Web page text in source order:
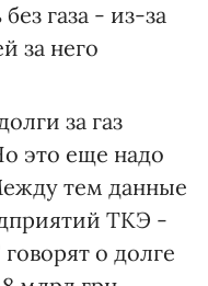
газа - из-за
за него
за газ
это еще надо
тем данные
ТКЭ -
о долге